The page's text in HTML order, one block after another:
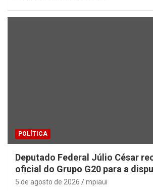
POLÍTICA
Deputado Federal Júlio César
oficial do Grupo G20 para a
5 de agosto de 2026 mpiaui